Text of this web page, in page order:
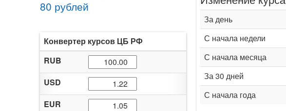
80 рублей
Конвертер курсов ЦБ РФ
RUB
USD
EUR
За день
С начала недели
С начала месяца
За 30 дней
С начала года